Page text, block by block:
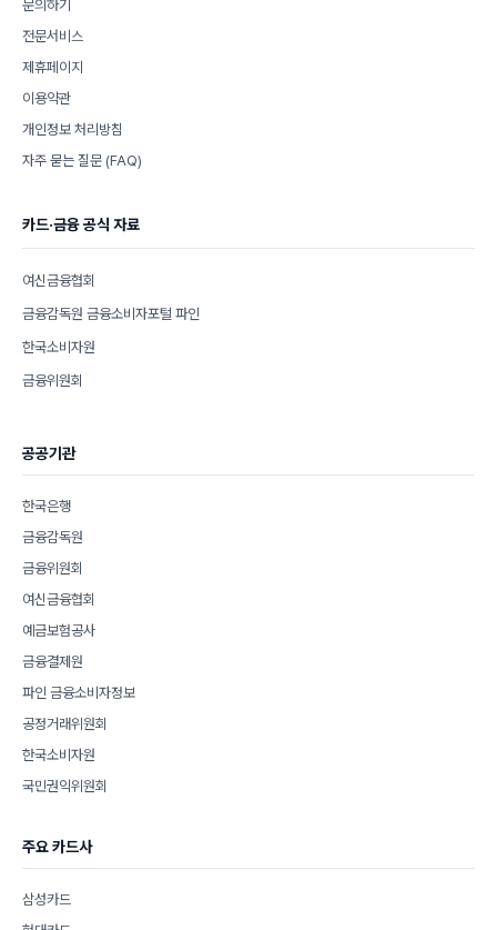
문의하기
전문서비스
제휴페이지
이용약관
개인정보 처리방침
자주 묻는 질문 (FAQ)
카드·금융 공식 자료
여신금융협회
금융감독원 금융소비자포털 파인
한국소비자원
금융위원회
공공기관
한국은행
금융감독원
금융위원회
여신금융협회
예금보험공사
금융결제원
파인 금융소비자정보
공정거래위원회
한국소비자원
국민권익위원회
주요 카드사
삼성카드